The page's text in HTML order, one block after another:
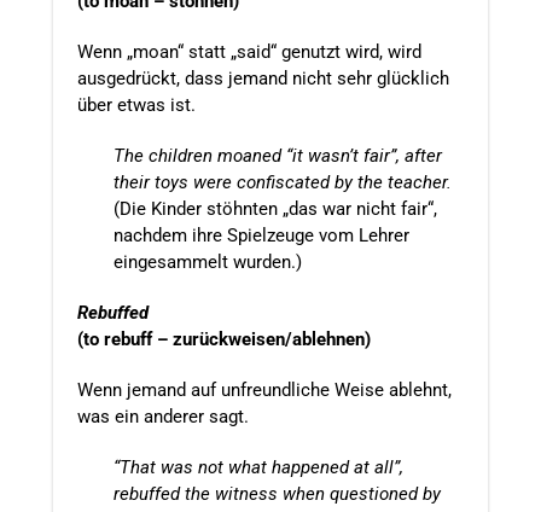
Wenn „moan“ statt „said“ genutzt wird, wird
ausgedrückt, dass jemand nicht sehr glücklich
über etwas ist.
The children moaned “it wasn’t fair”, after
their toys were confiscated by the teacher.
(Die Kinder stöhnten „das war nicht fair“,
nachdem ihre Spielzeuge vom Lehrer
eingesammelt wurden.)
Rebuffed
(to rebuff – zurückweisen/ablehnen)
Wenn jemand auf unfreundliche Weise ablehnt,
was ein anderer sagt.
“That was not what happened at all”,
rebuffed the witness when questioned by